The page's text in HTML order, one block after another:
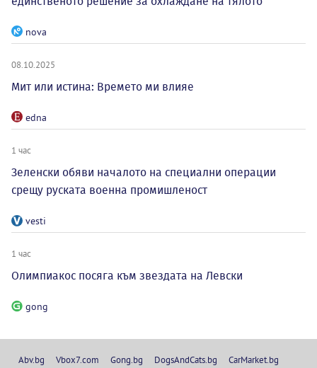
nova
08.10.2025
Мит или истина: Времето ми влияе
edna
1 час
Зеленски обяви началото на специални операции
срещу руската военна промишленост
vesti
1 час
Олимпиакос посяга към звездата на Левски
gong
Abv.bg Vbox7.com Gong.bg DogsAndCats.bg
CarMarket.bg